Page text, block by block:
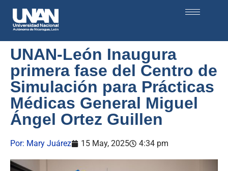
UNAN-León Inaugura
primera fase del Centro de
Simulación para Prácticas
Médicas General Miguel
Ángel Ortez Guillen
Por: Mary Juárez 15 May, 2025 4:34 pm